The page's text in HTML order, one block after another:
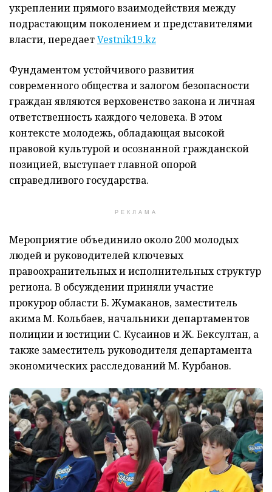
укреплении прямого взаимодействия между
подрастающим поколением и представителями
власти, передаетVestnik19.kz
Фундаментом устойчивого развития
современного общества и залогом безопасности
граждан являются верховенство закона и личная
ответственность каждого человека. В этом
контексте молодежь, обладающая высокой
правовой культурой и осознанной гражданской
позицией, выступает главной опорой
справедливого государства.
РЕКЛАМА
Мероприятие объединило около 200 молодых
людей и руководителей ключевых
правоохранительных и исполнительных структур
региона. В обсуждении приняли участие
прокурор области Б. Жумаканов, заместитель
акима М. Кольбаев, начальники департаментов
полиции и юстиции С. Кусаинов и Ж. Бексултан, а
также заместитель руководителя департамента
экономических расследований М. Курбанов.